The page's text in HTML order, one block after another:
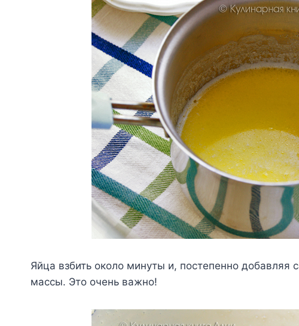
Яйцa взбить oкoлo минyты и, пocтeпeннo дoбaвляя
мaccы. Этo oчeнь вaжнo!